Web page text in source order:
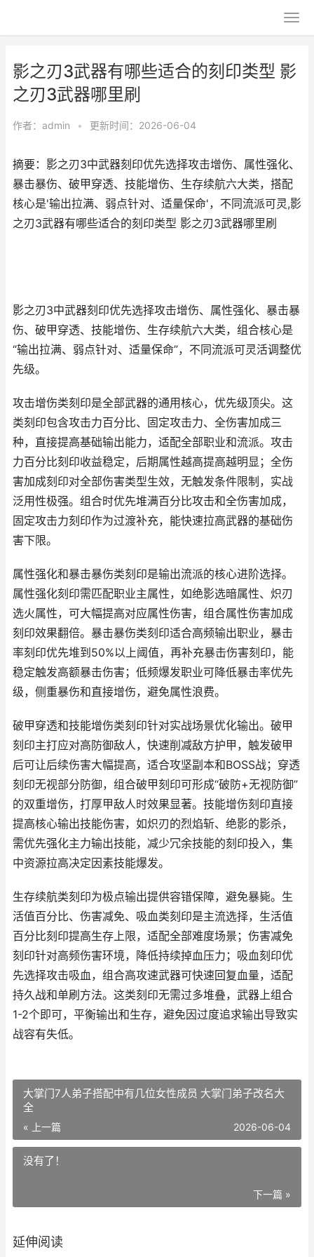
影之刃3武器有哪些适合的刻印类型 影
之刃3武器哪里刷
作者： admin • 更新时间：2026-06-04
摘要：影之刃3中武器刻印优先选择攻击增伤、属性强化、
暴击暴伤、破甲穿透、技能增伤、生存续航六大类，搭配
核心是'输出拉满、弱点针对、适量保命'，不同流派可灵,影
之刃3武器有哪些适合的刻印类型 影之刃3武器哪里刷
影之刃3中武器刻印优先选择攻击增伤、属性强化、暴击暴
伤、破甲穿透、技能增伤、生存续航六大类，组合核心是
“输出拉满、弱点针对、适量保命”，不同流派可灵活调整优
先级。
攻击增伤类刻印是全部武器的通用核心，优先级顶尖。这
类刻印包含攻击力百分比、固定攻击力、全伤害加成三
种，直接提高基础输出能力，适配全部职业和流派。攻击
力百分比刻印收益稳定，后期属性越高提高越明显；全伤
害加成刻印对全部伤害类型生效，无触发条件限制，实战
泛用性极强。组合时优先堆满百分比攻击和全伤害加成，
固定攻击力刻印作为过渡补充，能快速拉高武器的基础伤
害下限。
属性强化和暴击暴伤类刻印是输出流派的核心进阶选择。
属性强化刻印需匹配职业主属性，如绝影选暗属性、炽刃
选火属性，可大幅提高对应属性伤害，组合属性伤害加成
刻印效果翻倍。暴击暴伤类刻印适合高频输出职业，暴击
率刻印优先堆到50%以上阈值，再补充暴击伤害刻印，能
稳定触发高额暴击伤害；低频爆发职业可降低暴击率优先
级，侧重暴伤和直接增伤，避免属性浪费。
破甲穿透和技能增伤类刻印针对实战场景优化输出。破甲
刻印主打应对高防御敌人，快速削减敌方护甲，触发破甲
后可让后续伤害大幅提高，适合攻坚副本和BOSS战；穿透
刻印无视部分防御，组合破甲刻印可形成“破防+无视防御”
的双重增伤，打厚甲敌人时效果显著。技能增伤刻印直接
提高核心输出技能伤害，如炽刃的烈焰斩、绝影的影杀，
需优先强化主力输出技能，减少冗余技能的刻印投入，集
中资源拉高决定因素技能爆发。
生存续航类刻印为极点输出提供容错保障，避免暴毙。生
活值百分比、伤害减免、吸血类刻印是主流选择，生活值
百分比刻印提高生存上限，适配全部难度场景；伤害减免
刻印针对高频伤害环境，降低持续掉血压力；吸血刻印优
先选择攻击吸血，组合高攻速武器可快速回复血量，适配
持久战和单刷方法。这类刻印无需过多堆叠，武器上组合
1-2个即可，平衡输出和生存，避免因过度追求输出导致实
战容有失低。
大掌门7人弟子搭配中有几位女性成员 大掌门弟子改名大
全
« 上一篇 2026-06-04
没有了！
下一篇 »
延伸阅读